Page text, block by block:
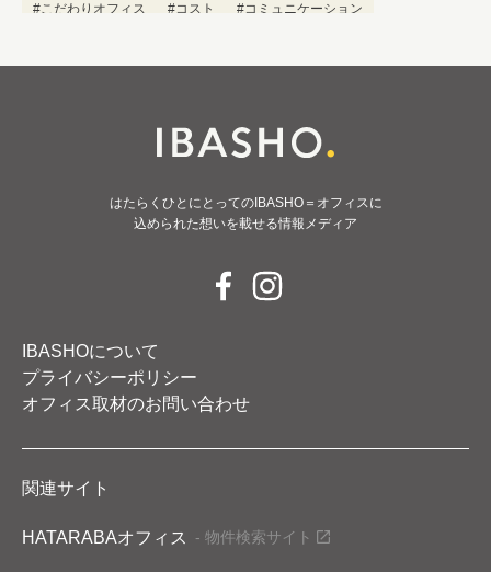
#こだわりオフィス #コスト #コミュニケーション
はたらくひとにとってのIBASHO＝オフィスに
込められた想いを載せる情報メディア
IBASHOについて
プライバシーポリシー
オフィス取材のお問い合わせ
関連サイト
HATARABAオフィス - 物件検索サイト